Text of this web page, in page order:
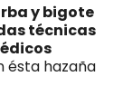
y bigote
técnicas
ésta hazaña